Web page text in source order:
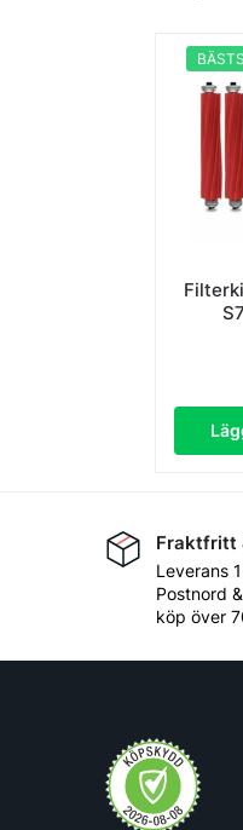
Fraktfritt
Leverans
Postnord
köp över